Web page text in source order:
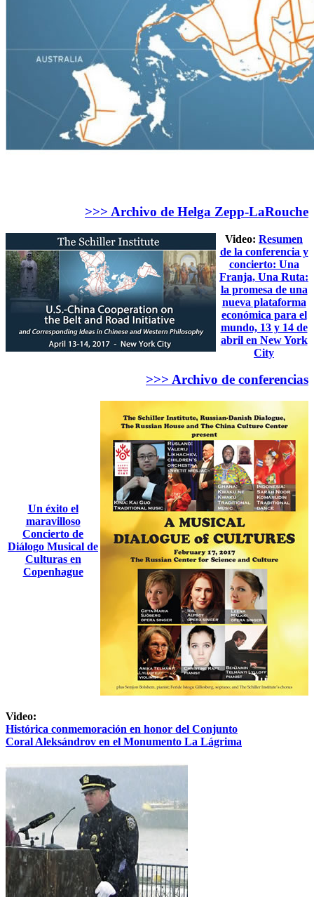
>>> Archivo de Helga Zepp-LaRouche
Video: Resumen
de la conferencia y
concierto: Una
Franja, Una Ruta:
la promesa de una
nueva plataforma
económica para el
mundo, 13 y 14 de
abril en New York
City
>>> Archivo de conferencias
Un éxito el
maravilloso
Concierto de
Diálogo Musical de
Culturas en
Copenhague
Video:
Histórica conmemoración en honor del Conjunto
Coral Aleksándrov en el Monumento La Lágrima